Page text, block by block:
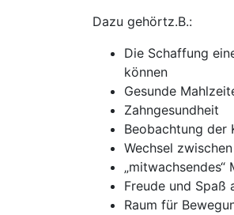
Dazu gehörtz.B.:
Die Schaffung
können
Gesunde
Zahngesundheit
Beobachtung der
Wechsel
„mitwachsendes“
Freude und Spaß
Raum für